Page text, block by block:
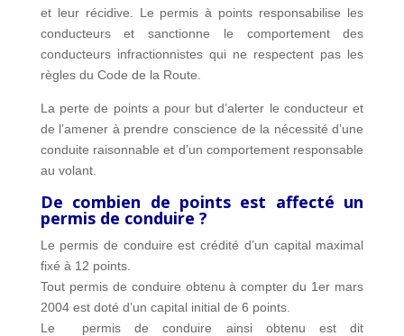
et leur récidive. Le permis à points responsabilise les
conducteurs et sanctionne le comportement des
conducteurs infractionnistes qui ne respectent pas les
règles du Code de la Route.
La perte de points a pour but d’alerter le conducteur et
de l’amener à prendre conscience de la nécessité d’une
conduite raisonnable et d’un comportement responsable
au volant.
De combien de points est affecté un
permis de conduire ?
Le permis de conduire est crédité d’un capital maximal
fixé à 12 points.
Tout permis de conduire obtenu à compter du 1er mars
2004 est doté d’un capital initial de 6 points.
Le permis de conduire ainsi obtenu est dit